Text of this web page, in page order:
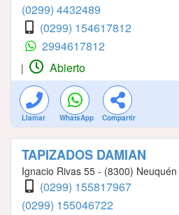
(0299) 4432489
(0299) 154617812
2994617812
| Abierto
Llamar WhatsApp Compartir
TAPIZADOS DAMIAN
Ignacio Rivas 55 - (8300) Neuquén
(0299) 155817967
(0299) 155046722